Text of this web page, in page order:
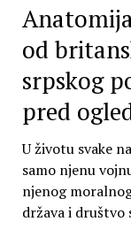
od
srpskog
pred
U životu svake
samo njenu
njenog
država i društvo